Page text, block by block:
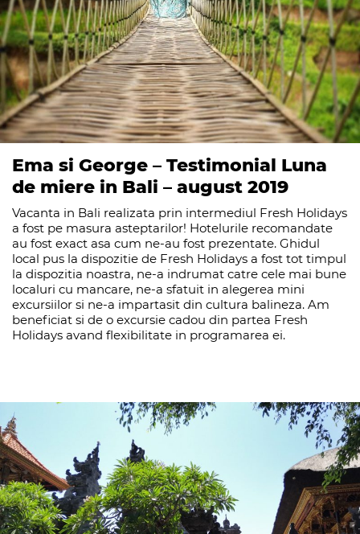
Ema si George – Testimonial Luna
de miere in Bali – august 2019
Vacanta in Bali realizata prin intermediul Fresh Holidays
a fost pe masura asteptarilor! Hotelurile recomandate
au fost exact asa cum ne-au fost prezentate. Ghidul
local pus la dispozitie de Fresh Holidays a fost tot timpul
la dispozitia noastra, ne-a indrumat catre cele mai bune
localuri cu mancare, ne-a sfatuit in alegerea mini
excursiilor si ne-a impartasit din cultura balineza. Am
beneficiat si de o excursie cadou din partea Fresh
Holidays avand flexibilitate in programarea ei.